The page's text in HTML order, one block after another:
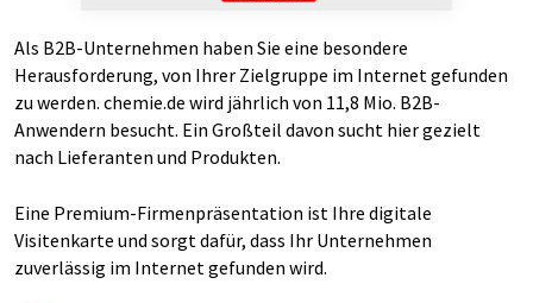
Als B2B-Unternehmen haben Sie eine besondere
Herausforderung, von Ihrer Zielgruppe im Internet gefunden
zu werden. chemie.de wird jährlich von 11,8 Mio. B2B-
Anwendern besucht. Ein Großteil davon sucht hier gezielt
nach Lieferanten und Produkten.
Eine Premium-Firmenpräsentation ist Ihre digitale
Visitenkarte und sorgt dafür, dass Ihr Unternehmen
zuverlässig im Internet gefunden wird.